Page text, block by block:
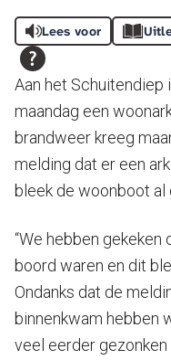
Lees voor
Aan het Schuitendiep
maandag een
brandweer kreeg
melding dat er een
bleek de woonboot al
“We hebben gekeken
boord waren en dit
Ondanks dat de
binnenkwam hebben
veel eerder